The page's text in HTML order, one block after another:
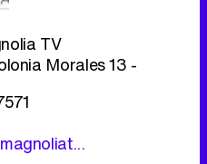
TV
Morales 13 -